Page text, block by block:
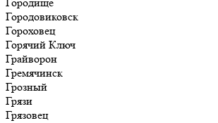
Городовиковск
Гороховец
Горячий Ключ
Грайворон
Гремячинск
Грозный
Грязи
Грязовец